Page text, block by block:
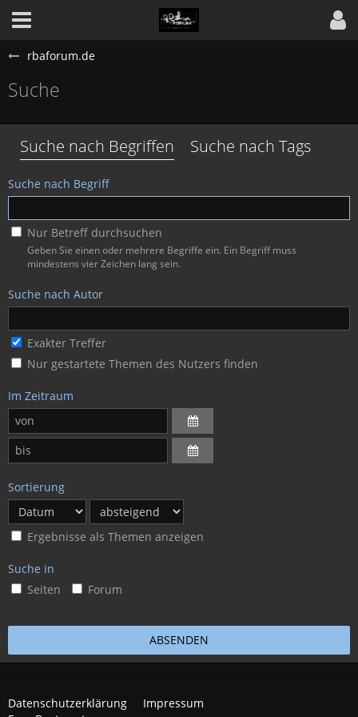
rbaforum.de
Suche
Suche nach Begriffen Suche nach Tags
Suche nach Begriff
Nur Betreff durchsuchen
Geben Sie einen oder mehrere Begriffe ein. Ein Begriff muss
mindestens vier Zeichen lang sein.
Suche nach Autor
Exakter Treffer
Nur gestartete Themen des Nutzers finden
Im Zeitraum
Sortierung
Ergebnisse als Themen anzeigen
Suche in
Seiten
Forum
Datenschutzerklärung
Impressum